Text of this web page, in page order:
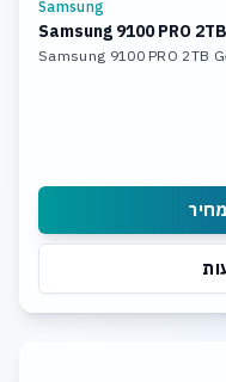
Samsung
Samsung 9100 PRO
Samsung 9100 PRO 2TB